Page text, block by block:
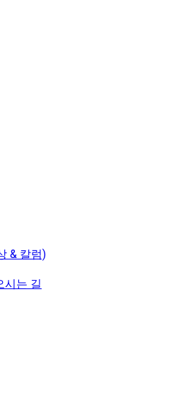
& 칼럼)
시는 길